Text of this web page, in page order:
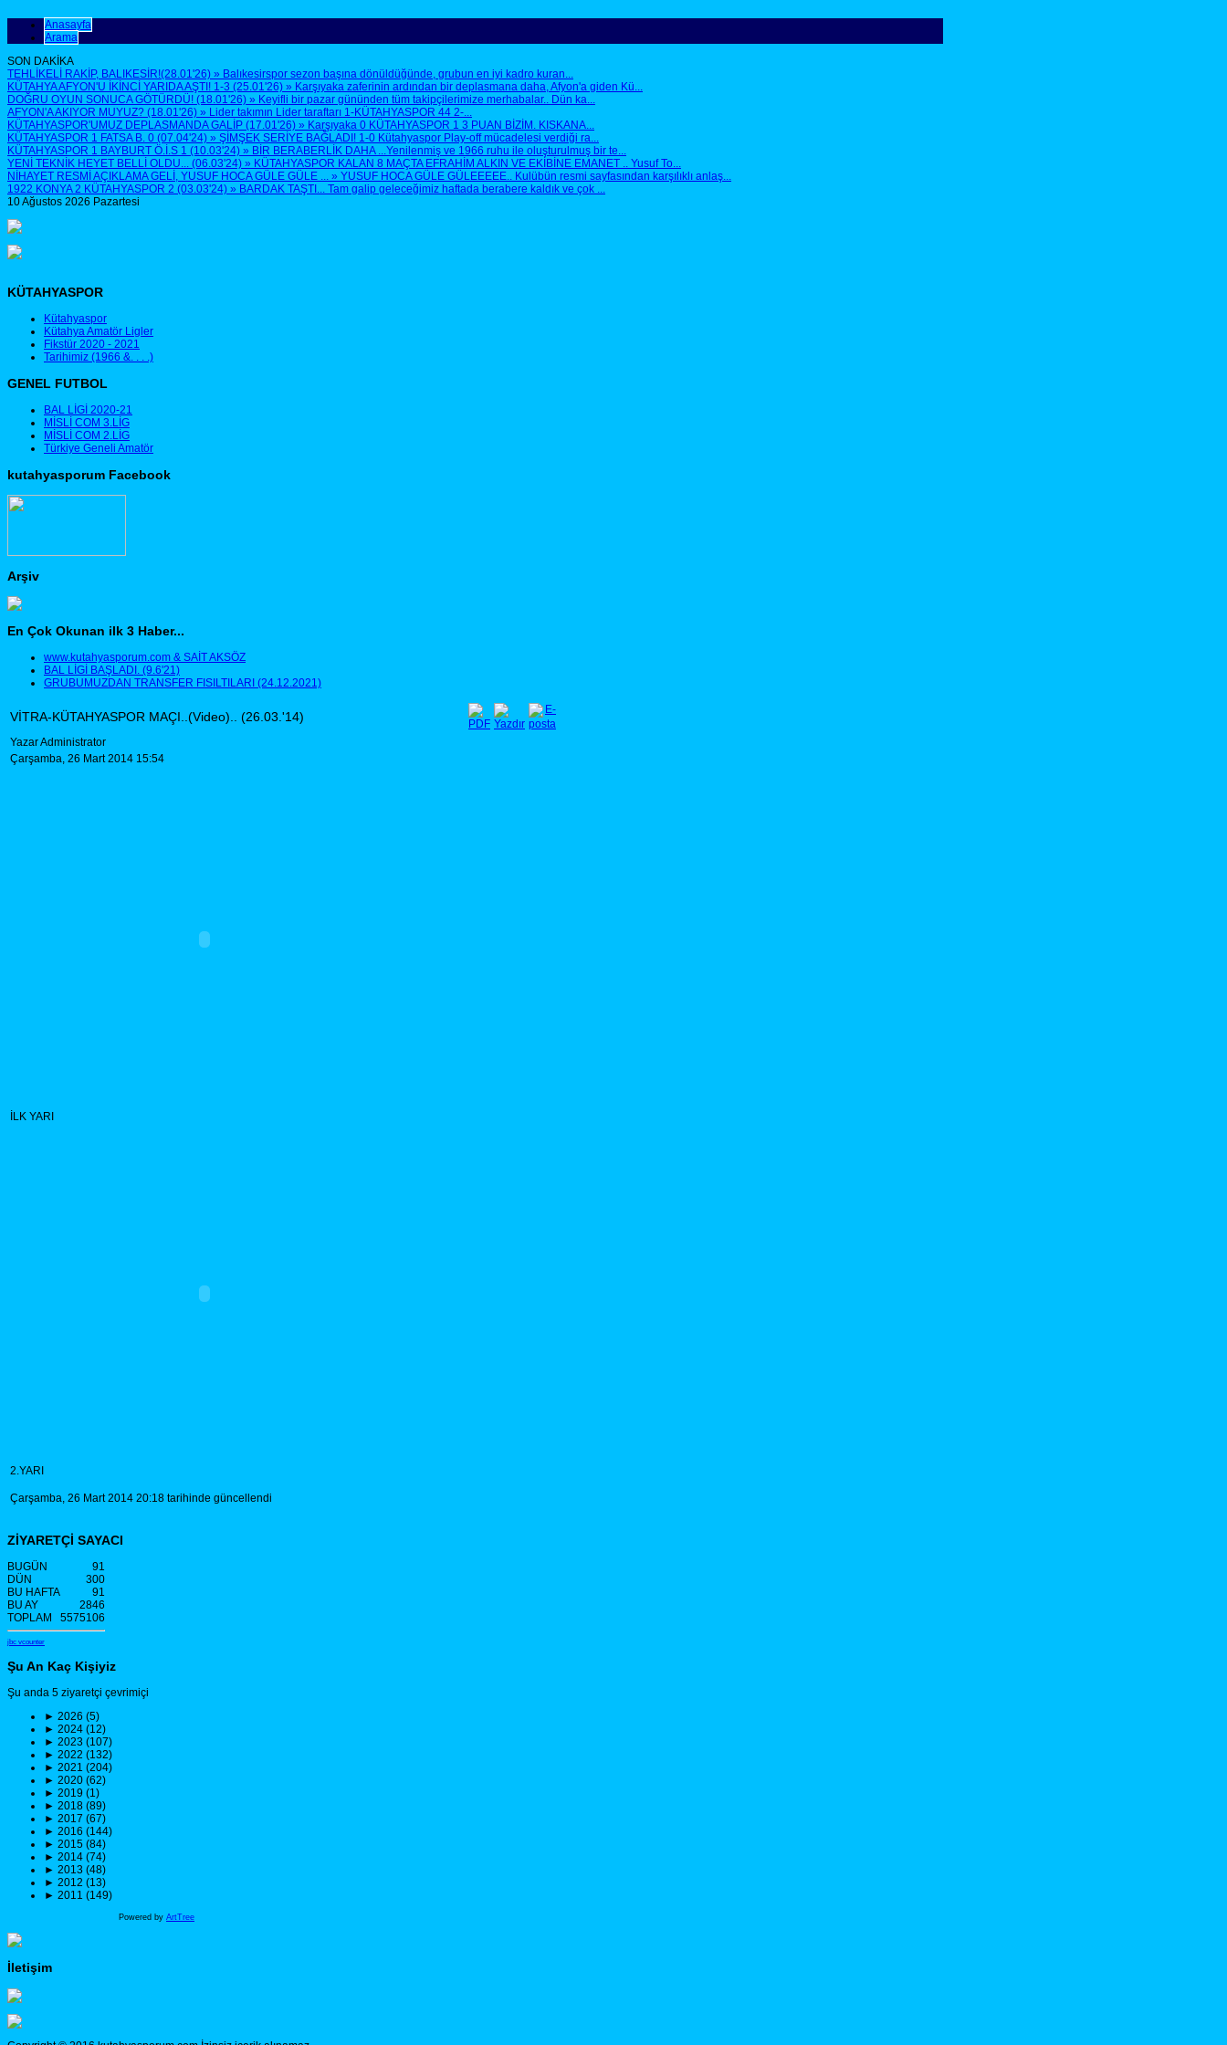
Anasayfa
Arama
SON DAKİKA
TEHLİKELİ RAKİP, BALIKESİR!(28.01'26) » Balıkesirspor sezon başına dönüldüğünde, grubun en iyi kadro kuran...
KÜTAHYA AFYON'U İKİNCİ YARIDA AŞTI! 1-3 (25.01'26) » Karşıyaka zaferinin ardından bir deplasmana daha, Afyon'a giden Kü...
DOĞRU OYUN SONUCA GÖTÜRDÜ! (18.01'26) » Keyifli bir pazar gününden tüm takipçilerimize merhabalar.. Dün ka...
AFYON'A AKIYOR MUYUZ? (18.01'26) » Lider takımın Lider taraftarı 1-KÜTAHYASPOR 44 2-...
KÜTAHYASPOR'UMUZ DEPLASMANDA GALİP (17.01'26) » Karşıyaka 0 KÜTAHYASPOR 1 3 PUAN BİZİM. KISKANA...
KÜTAHYASPOR 1 FATSA B. 0 (07.04'24) » ŞİMŞEK SERİYE BAĞLADI! 1-0 Kütahyaspor Play-off mücadelesi verdiği ra...
KÜTAHYASPOR 1 BAYBURT Ö.İ.S 1 (10.03'24) » BİR BERABERLİK DAHA ...Yenilenmiş ve 1966 ruhu ile oluşturulmuş bir te...
YENİ TEKNİK HEYET BELLİ OLDU... (06.03'24) » KÜTAHYASPOR KALAN 8 MAÇTA EFRAHİM ALKIN VE EKİBİNE EMANET .. Yusuf To...
NİHAYET RESMİ AÇIKLAMA GELİ, YUSUF HOCA GÜLE GÜLE ... » YUSUF HOCA GÜLE GÜLEEEEE.. Kulübün resmi sayfasından karşılıklı anlaş...
1922 KONYA 2 KÜTAHYASPOR 2 (03.03'24) » BARDAK TAŞTI... Tam galip geleceğimiz haftada berabere kaldık ve çok ...
10 Ağustos 2026 Pazartesi
KÜTAHYASPOR
Kütahyaspor
Kütahya Amatör Ligler
Fikstür 2020 - 2021
Tarihimiz (1966 &. . . .)
GENEL FUTBOL
BAL LİGİ 2020-21
MİSLİ COM 3.LİG
MİSLİ COM 2.LİG
Türkiye Geneli Amatör
kutahyasporum Facebook
Arşiv
En Çok Okunan ilk 3 Haber...
www.kutahyasporum.com & SAİT AKSÖZ
BAL LİGİ BAŞLADI. (9.6'21)
GRUBUMUZDAN TRANSFER FISILTILARI (24.12.2021)
VİTRA-KÜTAHYASPOR MAÇI..(Video).. (26.03.'14)
Yazar Administrator
Çarşamba, 26 Mart 2014 15:54
İLK YARI
2.YARI
Çarşamba, 26 Mart 2014 20:18 tarihinde güncellendi
ZİYARETÇİ SAYACI
BUGÜN
91
DÜN
300
BU HAFTA
91
BU AY
2846
TOPLAM
5575106
jbc vcounter
Şu An Kaç Kişiyiz
Şu anda 5 ziyaretçi çevrimiçi
► 2026 (5)
► 2024 (12)
► 2023 (107)
► 2022 (132)
► 2021 (204)
► 2020 (62)
► 2019 (1)
► 2018 (89)
► 2017 (67)
► 2016 (144)
► 2015 (84)
► 2014 (74)
► 2013 (48)
► 2012 (13)
► 2011 (149)
Powered by ArtTree
İletişim